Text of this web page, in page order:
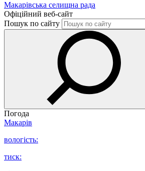
Макарівська селищна рада
Офіційний веб-сайт
Пошук по сайту
Погода
Макарів
вологість:
тиск: